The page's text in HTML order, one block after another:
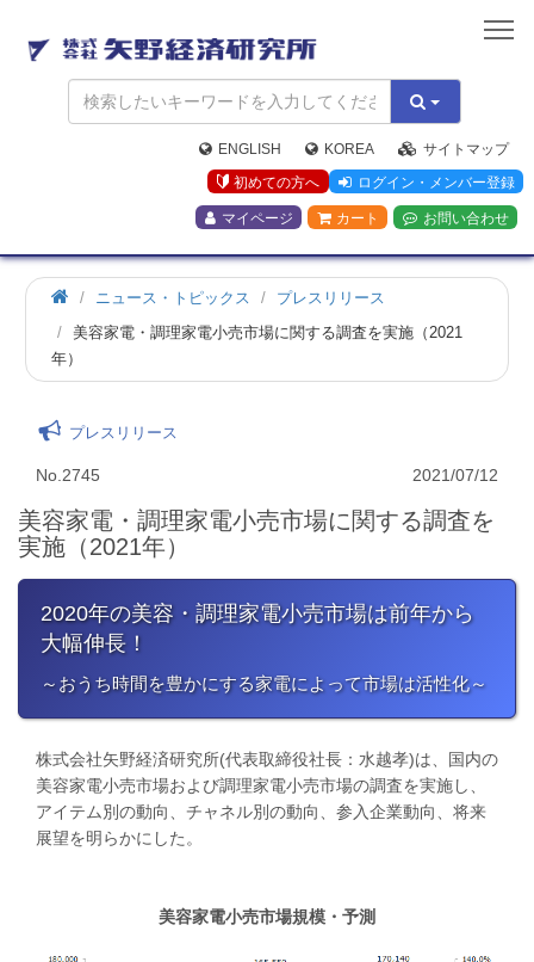
矢
野
経
済
研
究
所
ENGLISH KOREA
サイトマップ
初めての方へ
ログイン・メンバー登録
マイページ カート お問い合わせ
ニュース・トピックス
プレスリリース
美容家電・調理家電小売市場に関する調査を実施（2021
年）
プレスリリース
No.2745 2021/07/12
美容家電・調理家電小売市場に関する調査を
実施（2021年）
2020年の美容・調理家電小売市場は前年から
大幅伸長！
～おうち時間を豊かにする家電によって市場は活性化～
株式会社矢野経済研究所(代表取締役社長：水越孝)は、国内の
美容家電小売市場および調理家電小売市場の調査を実施し、
アイテム別の動向、チャネル別の動向、参入企業動向、将来
展望を明らかにした。
美容家電小売市場規模・予測